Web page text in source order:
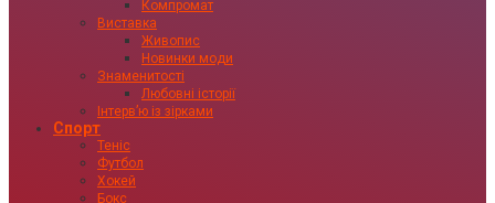
Компромат
Виставка
Живопис
Новинки моди
Знаменитості
Любовні історії
Інтервʼю із зірками
Спорт
Теніс
Футбол
Хокей
Бокс